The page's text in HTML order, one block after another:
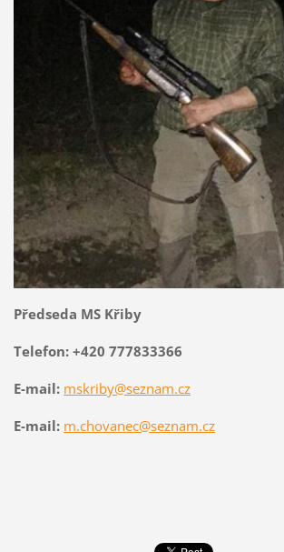
Předseda MS Křiby
Telefon:+420 777833366
E-mail: mskriby@seznam.cz
E-mail: m.chovanec@seznam.cz